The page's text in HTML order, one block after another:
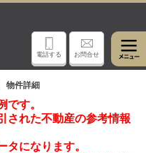
電話する お問合せ
物件詳細
です。
された不動産の参考情報
タになります。